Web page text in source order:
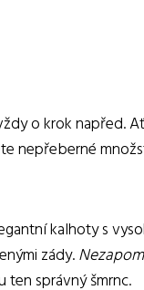
o krok napřed.
nepřeberné
kalhoty s
zády.
správný šmrnc.